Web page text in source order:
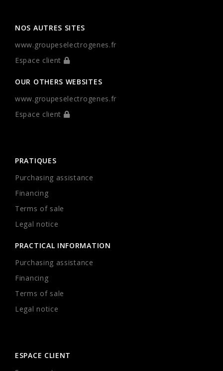
NOS AUTRES SITES
www.groupeselectrogenes.fr
Espace client
OUR OTHERS WEBSITES
www.groupeselectrogenes.fr
Espace client
PRATIQUES
Purchasing assistance
Financing
Terms of sale
Legal notice
PRACTICAL INFORMATION
Purchasing assistance
Financing
Terms of sale
Legal notice
ESPACE CLIENT